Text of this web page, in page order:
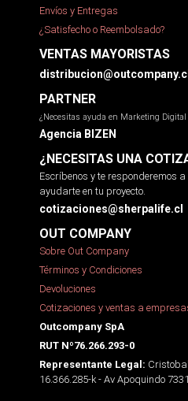
Envíos y Entregas
¿Satisfecho o Reembolsado?
VENTAS MAYORISTAS
distribucion@outcompany.cl
PARTNER
¿Necesitas ayuda en Marketing Digital
Agencia BIZEN
¿NECESITAS UNA
Escríbenos y te responderemos
ayudarte en tu proyecto.
cotizaciones@sherpalife.cl
OUT COMPANY
Sobre Out Company
Términos y Condiciones
Devoluciones
Cotizaciones y ventas a
Outcompany SpA
RUT Nº76.266.293-0
Representante Legal:
16.366.285-k - Av Apoquindo 7331